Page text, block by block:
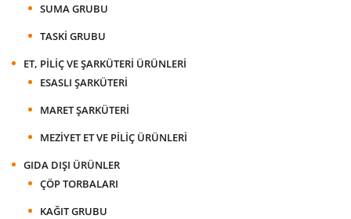
SUMA GRUBU
TASKI GRUBU
ET, PILIÇ VE ŞARKÜTERI ÜRÜNLERI
ESASLI ŞARKÜTERI
MARET ŞARKÜTERI
MEZIYET ET VE PILIÇ ÜRÜNLERI
GIDA DIŞI ÜRÜNLER
ÇÖP TORBALARI
KAĞIT GRUBU